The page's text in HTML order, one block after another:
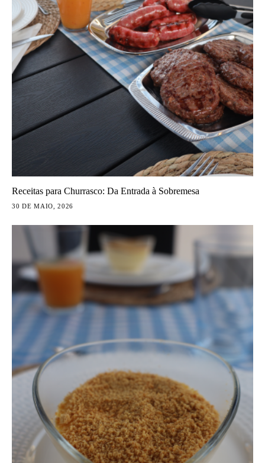
Receitas para Churrasco: Da Entrada à Sobremesa
30 DE MAIO, 2026